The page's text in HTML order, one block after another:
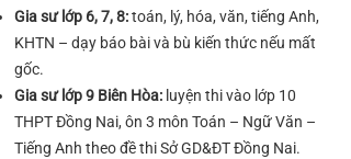
Gia sư lớp 6, 7, 8:toán, lý, hóa, văn, tiếng Anh,
KHTN – dạy báo bài và bù kiến thức nếu mất
gốc.
Gia sư lớp 9 Biên Hòa: luyện thi vào lớp 10
THPT Đồng Nai, ôn 3 môn Toán – Ngữ Văn –
Tiếng Anh theo đề thi Sở GD&ĐT Đồng Nai.